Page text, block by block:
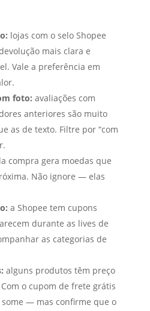
lojas com o selo Shopee
mais clara e
Vale a preferência em
foto: avaliações com
anteriores são muito
as de texto. Filtre por “com
compra gera moedas que
Não ignore — elas
a Shopee tem cupons
durante as lives de
as categorias de
alguns produtos têm preço
o cupom de frete grátis
— mas confirme que o